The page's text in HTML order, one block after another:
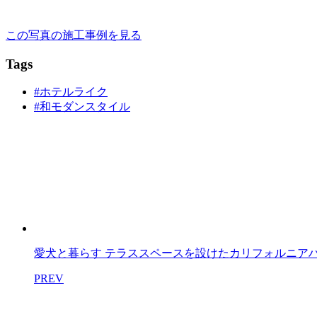
この写真の施工事例を見る
Tags
#ホテルライク
#和モダンスタイル
愛犬と暮らす テラススペースを設けたカリフォルニア
PREV